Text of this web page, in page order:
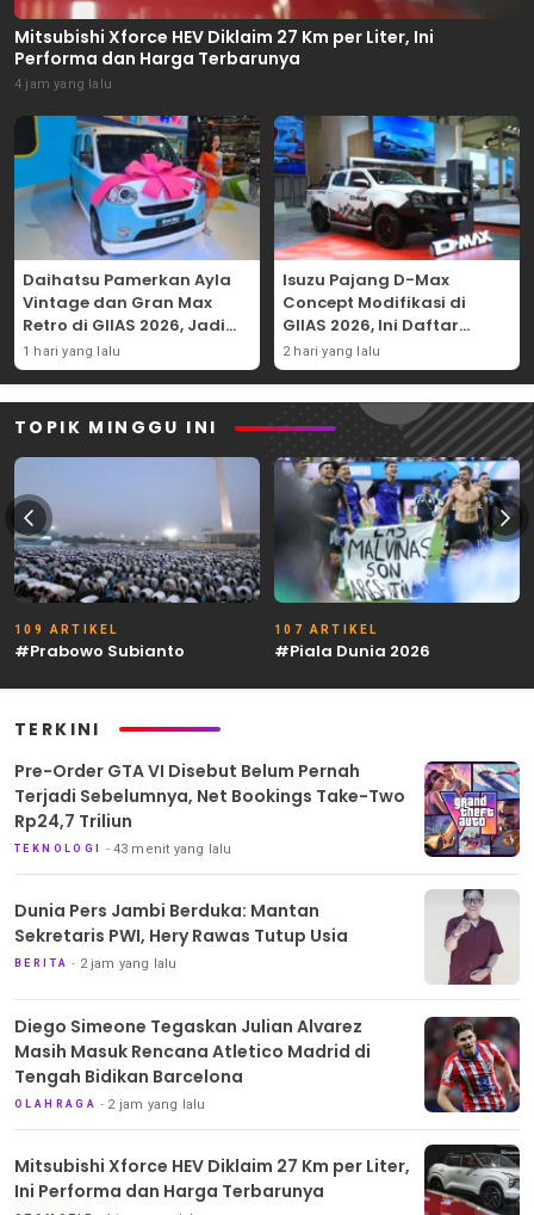
Mitsubishi Xforce HEV Diklaim 27 Km per Liter, Ini
Performa dan Harga Terbarunya
4 jam yang lalu
Daihatsu Pamerkan Ayla
Vintage dan Gran Max
Retro di GIIAS 2026, Jadi
Hadiah Undian
1 hari yang lalu
Isuzu Pajang D-Max
Concept Modifikasi di
GIIAS 2026, Ini Daftar
Ubahannya
2 hari yang lalu
TOPIK MINGGU INI
109 ARTIKEL
#Prabowo Subianto
107 ARTIKEL
#Piala Dunia 2026
TERKINI
Pre-Order GTA VI Disebut Belum Pernah
Terjadi Sebelumnya, Net Bookings Take-Two
Rp24,7 Triliun
TEKNOLOGI 43 menit yang lalu
Dunia Pers Jambi Berduka: Mantan
Sekretaris PWI, Hery Rawas Tutup Usia
BERITA 2 jam yang lalu
Diego Simeone Tegaskan Julian Alvarez
Masih Masuk Rencana Atletico Madrid di
Tengah Bidikan Barcelona
OLAHRAGA 2 jam yang lalu
Mitsubishi Xforce HEV Diklaim 27 Km per Liter,
Ini Performa dan Harga Terbarunya